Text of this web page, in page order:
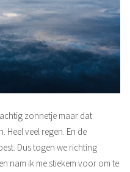
zonnetje maar dat
Heel veel regen. En de
Dus togen we richting
nam ik me stiekem voor om te